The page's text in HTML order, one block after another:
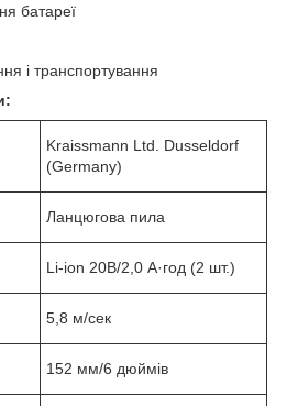
батареї
і транспортування
Kraissmann Ltd. Dusseldorf
(Germany)
Ланцюгова пила
Li-ion 20В/2,0 А·год (2 шт.)
5,8 м/сек
152 мм/6 дюймів